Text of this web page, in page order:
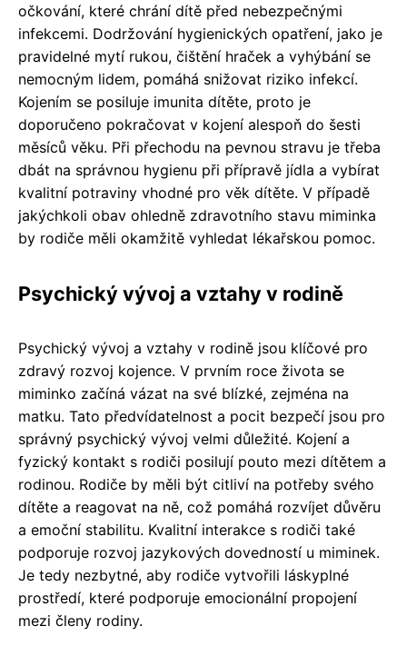
očkování, které chrání dítě před nebezpečnými
infekcemi. Dodržování hygienických opatření, jako je
pravidelné mytí rukou, čištění hraček a vyhýbání se
nemocným lidem, pomáhá snižovat riziko infekcí.
Kojením se posiluje imunita dítěte, proto je
doporučeno pokračovat v kojení alespoň do šesti
měsíců věku. Při přechodu na pevnou stravu je třeba
dbát na správnou hygienu při přípravě jídla a vybírat
kvalitní potraviny vhodné pro věk dítěte. V případě
jakýchkoli obav ohledně zdravotního stavu miminka
by rodiče měli okamžitě vyhledat lékařskou pomoc.
Psychický vývoj a vztahy v rodině
Psychický vývoj a vztahy v rodině jsou klíčové pro
zdravý rozvoj kojence. V prvním roce života se
miminko začíná vázat na své blízké, zejména na
matku. Tato předvídatelnost a pocit bezpečí jsou pro
správný psychický vývoj velmi důležité. Kojení a
fyzický kontakt s rodiči posilují pouto mezi dítětem a
rodinou. Rodiče by měli být citliví na potřeby svého
dítěte a reagovat na ně, což pomáhá rozvíjet důvěru
a emoční stabilitu. Kvalitní interakce s rodiči také
podporuje rozvoj jazykových dovedností u miminek.
Je tedy nezbytné, aby rodiče vytvořili láskyplné
prostředí, které podporuje emocionální propojení
mezi členy rodiny.